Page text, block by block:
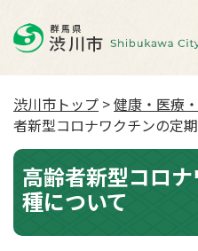
渋川市トップ >健康・医療
者新型コロナワクチンの定
高齢者新型コロ
種について